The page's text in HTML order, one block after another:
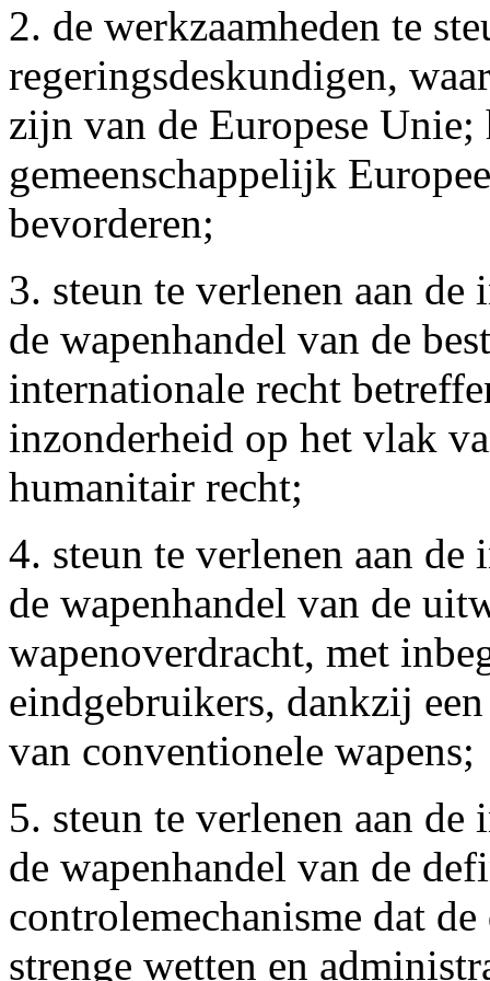
2. de werkzaamheden te
regeringsdeskundigen,
zijn van de Europese
gemeenschappelijk
bevorderen;
3. steun te verlenen aan
de wapenhandel van de
internationale recht
inzonderheid op het vlak
humanitair recht;
4. steun te verlenen aan
de wapenhandel van de
wapenoverdracht, met
eindgebruikers, dankzij
van conventionele wapens;
5. steun te verlenen aan
de wapenhandel van de
controlemechanisme dat
strenge wetten en